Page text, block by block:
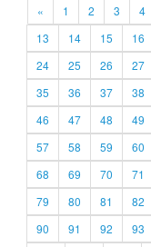
« 1 2 3 4
13
14 15 16
24
25 26 27
35
36 37 38
46
47 48 49
57
58 59 60
68
69 70 71
79
80 81 82
90
91 92 93